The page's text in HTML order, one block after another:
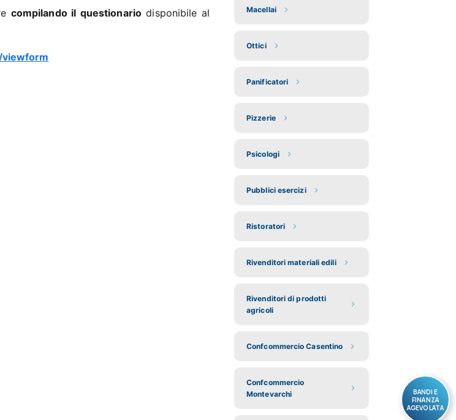
BANDI E
FINANZA
AGEVOLATA
compilando il questionariodisponibile al
viewform
Macellai
Ottici
Panificatori
Pizzerie
Psicologi
Pubblici esercizi
Ristoratori
Rivenditori materiali edili
Rivenditori di prodotti
agricoli
Confcommercio Casentino
Confcommercio
Montevarchi